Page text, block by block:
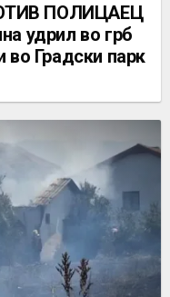
ПОЛИЦАЕЦ
удрил во грб
во Градски парк